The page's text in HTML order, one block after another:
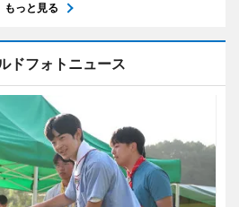
もっと見る
ドフォトニュース